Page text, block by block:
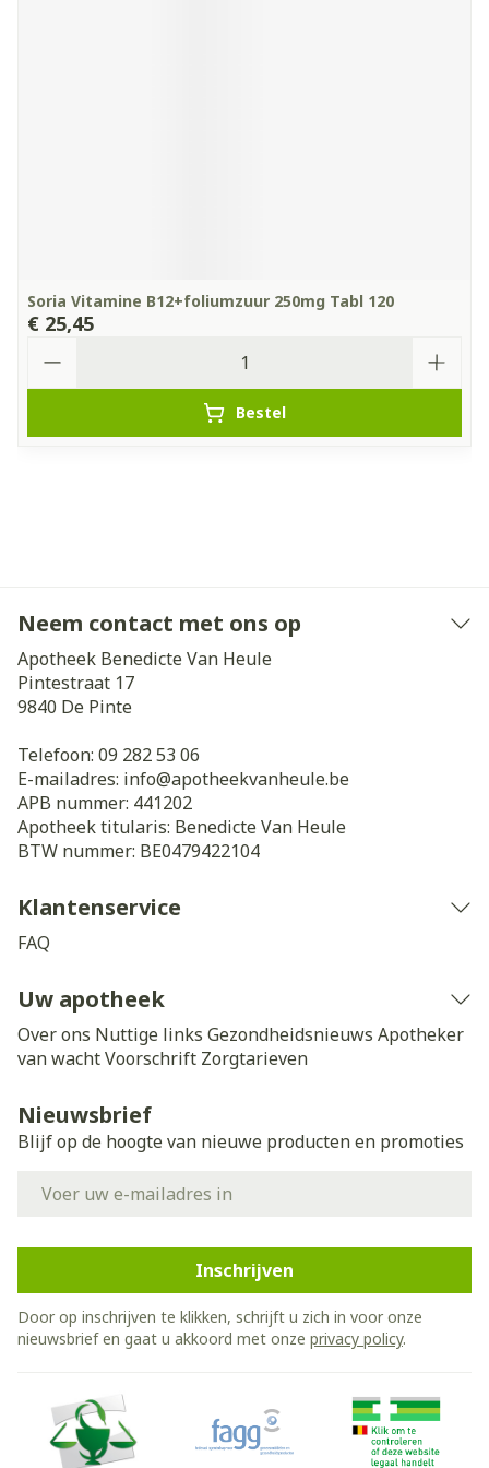
Soria Vitamine B12+foliumzuur 250mg Tabl 120
€ 25,45
Bestel
Neem contact met ons op
Apotheek Benedicte Van Heule
Pintestraat 17
9840 De Pinte
Telefoon: 09 282 53 06
E-mailadres: info@apotheekvanheule.be
APB nummer: 441202
Apotheek titularis: Benedicte Van Heule
BTW nummer: BE0479422104
Klantenservice
FAQ
Uw apotheek
Over ons Nuttige links Gezondheidsnieuws Apotheker
van wachtVoorschrift Zorgtarieven
Nieuwsbrief
Blijf op de hoogte van nieuwe producten en promoties
Inschrijven
Door op inschrijven te klikken, schrijft u zich in voor onze
nieuwsbrief en gaat u akkoord met onze privacy policy.